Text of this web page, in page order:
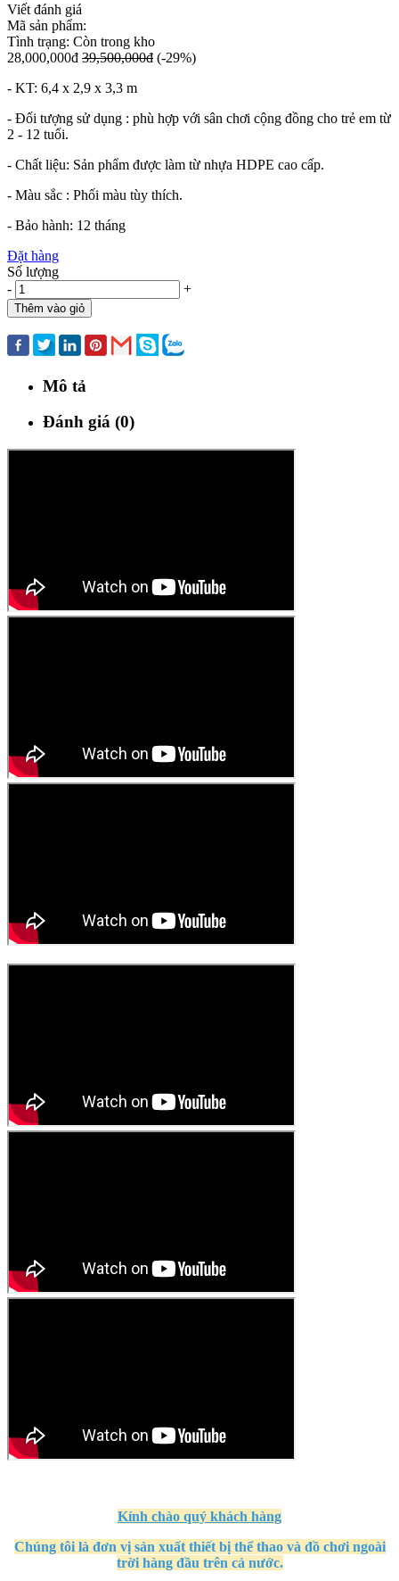
Viết đánh giá
Mã sản phẩm:
Tình trạng: Còn trong kho
28,000,000đ 39,500,000đ (-29%)
- KT: 6,4 x 2,9 x 3,3 m
- Đối tượng sử dụng : phù hợp với sân chơi cộng đồng cho trẻ em từ
2 - 12 tuổi.
- Chất liệu: Sản phẩm được làm từ nhựa HDPE cao cấp.
- Màu sắc : Phối màu tùy thích.
- Bảo hành: 12 tháng
Đặt hàng
Số lượng
-
+
Thêm vào giỏ
Mô tả
Đánh giá (0)
Kính chào quý khách hàng
Chúng tôi là đơn vị sản xuất thiết bị thể thao và đồ chơi ngoài
trời hàng đầu trên cả nước.